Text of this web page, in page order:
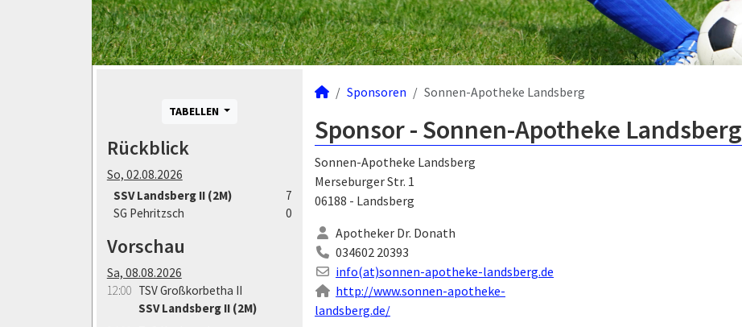
TABELLEN
Rückblick
So, 02.08.2026
SSV Landsberg II (2M)
7
SG Pehritzsch
0
Vorschau
Sa, 08.08.2026
12:00 TSV Großkorbetha II
SSV Landsberg II (2M)
Sponsoren Sonnen-Apotheke Landsberg
Sponsor - Sonnen-Apotheke Landsberg
Sonnen-Apotheke Landsberg
Merseburger Str. 1
06188 - Landsberg
Apotheker Dr. Donath
034602 20393
info(at)sonnen-apotheke-landsberg.de
http://www.sonnen-apotheke-
landsberg.de/